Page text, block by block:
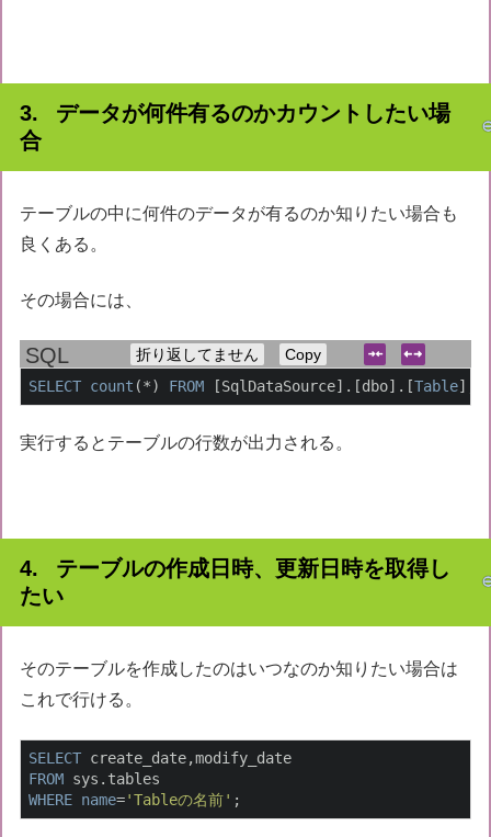
データが何件有るのかカウントしたい場
合
テーブルの中に何件のデータが有るのか知りたい場合も
良くある。
その場合には、
Copy
折り返してません
SELECT count (*) FROM [SqlDataSource].[dbo].[Table];
実行するとテーブルの行数が出力される。
テーブルの作成日時、更新日時を取得し
たい
そのテーブルを作成したのはいつなのか知りたい場合は
これで行ける。
SELECT
FROM
WHERE name='Tableの名前' ;